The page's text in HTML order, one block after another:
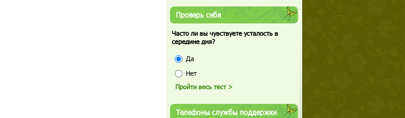
Проверь себя
Часто ли вы чувствуете усталость в
середине дня?
Да
Нет
Телефоны службы поддержки